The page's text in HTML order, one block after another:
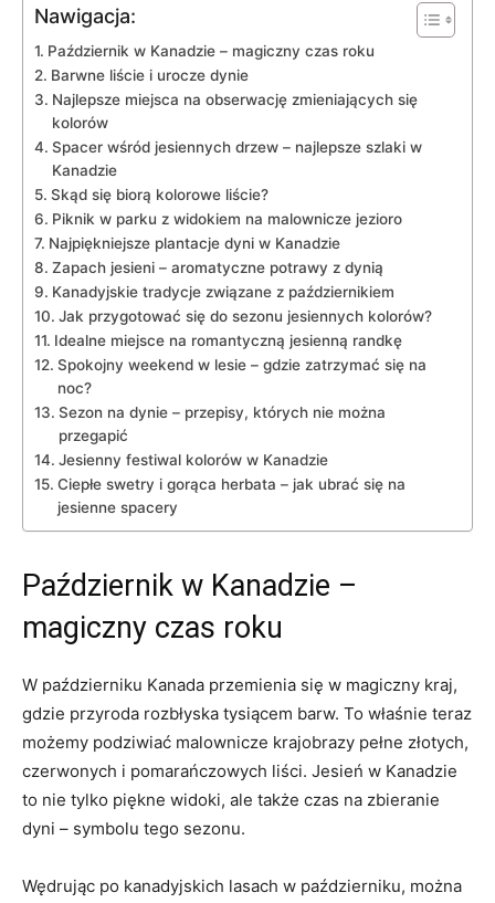
Nawigacja:
Październik ⁣w Kanadzie – magiczny czas roku
Barwne ‍liście i urocze‍ dynie
Najlepsze ​miejsca na obserwację zmieniających się
kolorów
Spacer wśród jesiennych⁣ drzew – najlepsze szlaki w
Kanadzie
Skąd⁢ się biorą kolorowe liście?
Piknik w ‌parku z widokiem na malownicze ⁣jezioro
Najpiękniejsze plantacje dyni w Kanadzie
Zapach jesieni – aromatyczne potrawy ​z dynią
Kanadyjskie tradycje związane z październikiem
Jak przygotować się do sezonu jesiennych kolorów?
Idealne miejsce na romantyczną ​jesienną randkę
Spokojny weekend w ​lesie – gdzie zatrzymać się na
noc?
Sezon na dynie ⁤– przepisy, których‌ nie można⁣
przegapić
Jesienny festiwal kolorów w​ Kanadzie
Ciepłe swetry i gorąca⁤ herbata – jak ubrać się na
jesienne spacery
Październik ⁣w Kanadzie –
magiczny czas roku
W październiku Kanada przemienia się ​w magiczny kraj,
gdzie przyroda rozbłyska tysiącem barw. To właśnie​ teraz
możemy ​podziwiać malownicze krajobrazy pełne złotych,
czerwonych i pomarańczowych liści. Jesień w Kanadzie
to⁤ nie tylko piękne widoki, ale także ‍czas na zbieranie
dyni – symbolu tego sezonu.
Wędrując po kanadyjskich lasach w⁣ październiku, można